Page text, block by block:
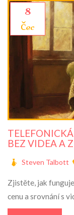
8
čec
BEZ VIDEA A
Steven Talbott
Zjistěte, jak
cenu a srovnání s